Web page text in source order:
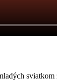
sviatkom